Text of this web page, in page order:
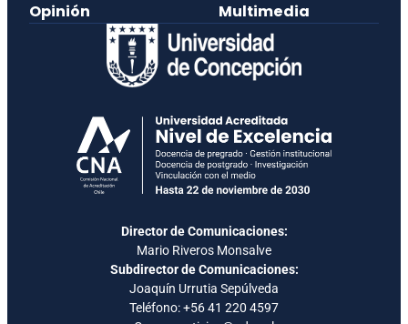
Opinión Multimedia
Director de Comunicaciones:
Mario Riveros Monsalve
Subdirector de Comunicaciones:
Joaquín Urrutia Sepúlveda
Teléfono:+56 41 220 4597